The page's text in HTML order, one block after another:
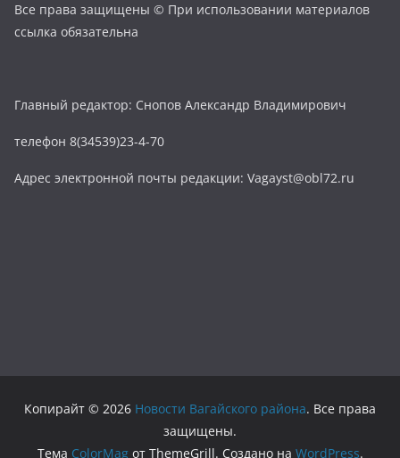
Все права защищены © При использовании материалов
ссылка обязательна
Главный редактор: Снопов Александр Владимирович
телефон 8(34539)23-4-70
Адрес электронной почты редакции: Vagayst@obl72.ru
Копирайт © 2026 Новости Вагайского района. Все права
защищены.
Тема ColorMagот ThemeGrill. Создано на WordPress.